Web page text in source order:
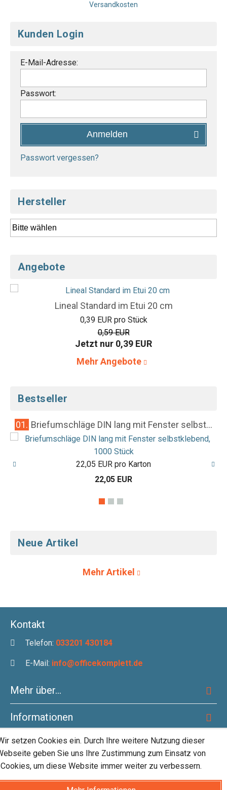
Versandkosten
Kunden Login
E-Mail-Adresse:
Passwort:
Anmelden
Passwort vergessen?
Hersteller
Angebote
Lineal Standard im Etui 20 cm
0,39 EUR pro Stück
0,59 EUR
Jetzt nur 0,39 EUR
Mehr Angebote
Bestseller
01. Briefumschläge DIN lang mit Fenster selbst...
22,05 EUR pro Karton
22,05 EUR
Neue Artikel
Mehr Artikel
Kontakt
Telefon: 033201 430184
E-Mail: info@officekomplett.de
Mehr über...
Informationen
Zahlungsmethoden
setzen Cookies ein. Durch Ihre weitere Nutzung dieser
geben Sie uns Ihre Zustimmung zum Einsatz von
Cookies, um diese Website immer weiter zu verbessern.